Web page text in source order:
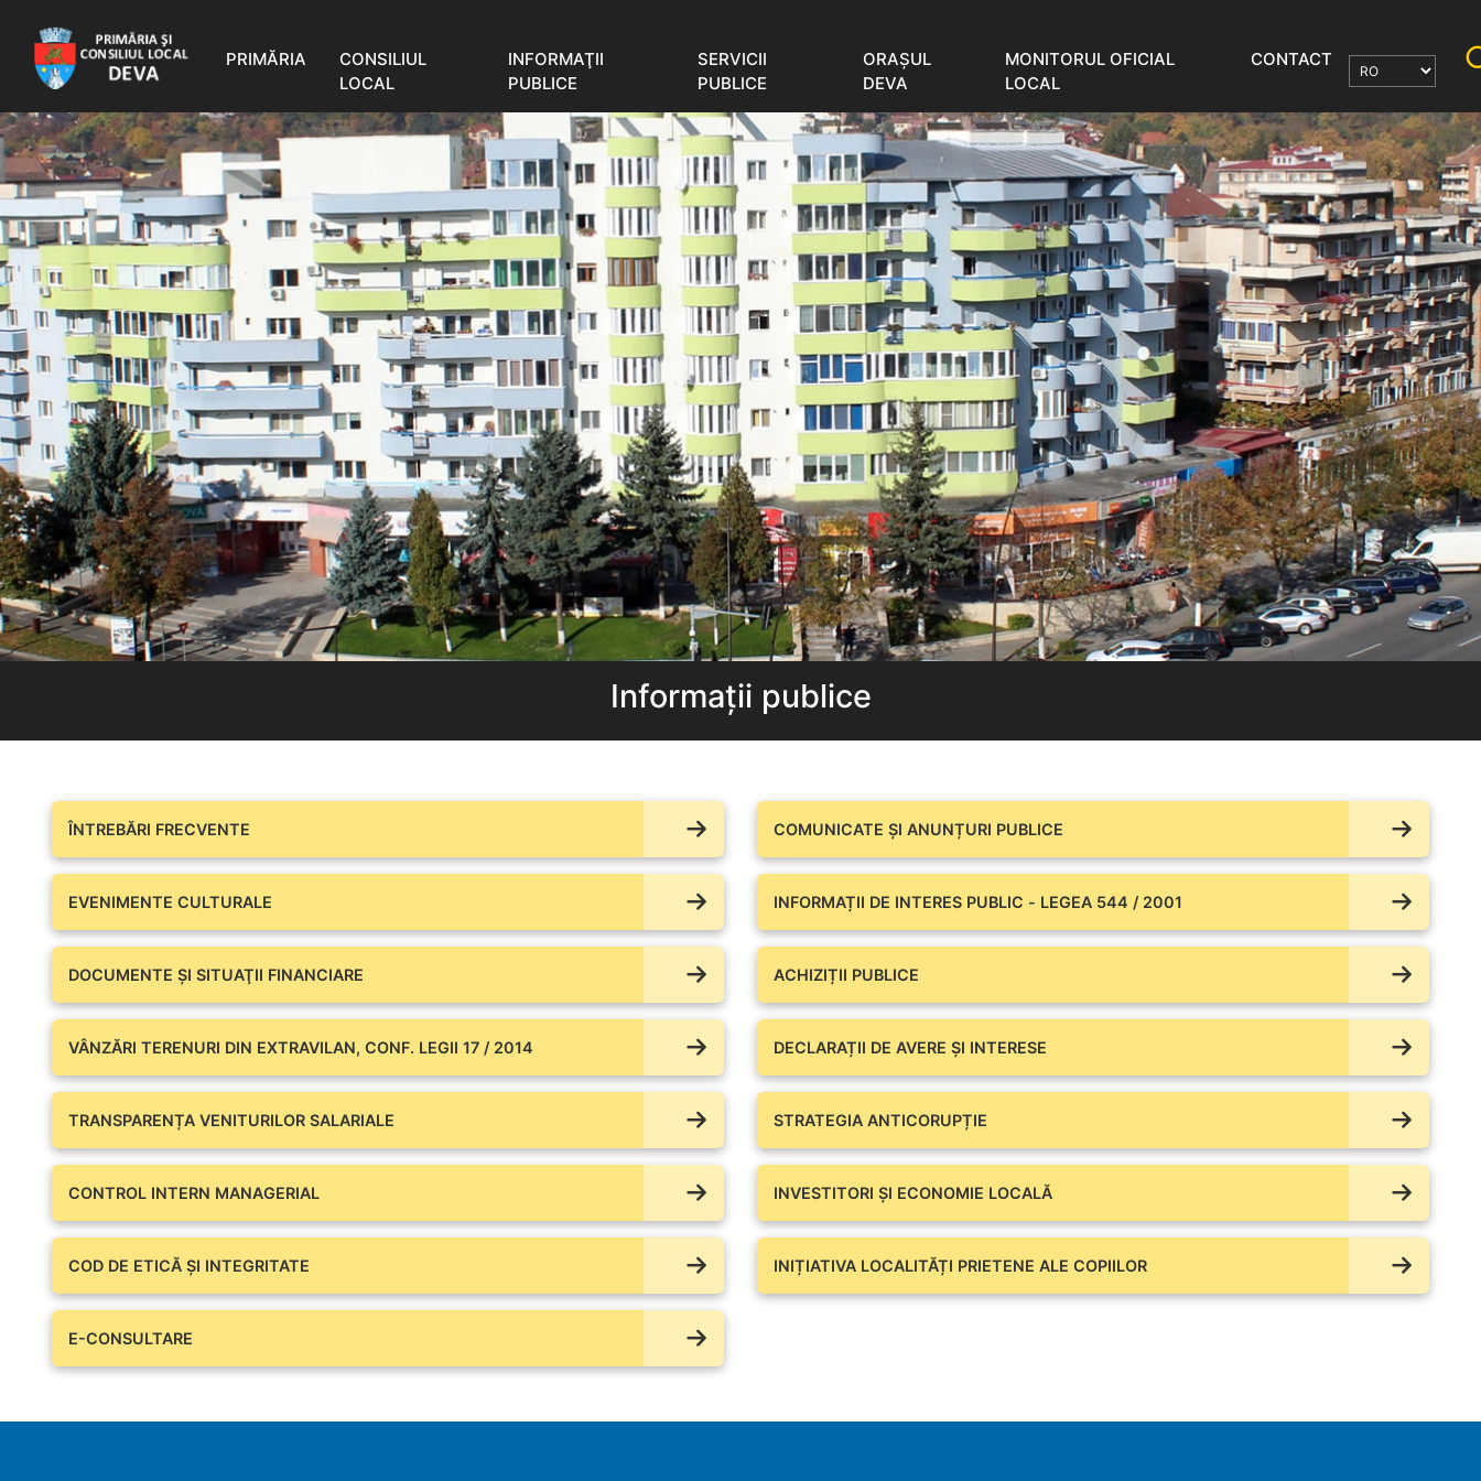
PRIMĂRIA
CONSILIUL
LOCAL
INFORMAŢII
PUBLICE
SERVICII
PUBLICE
ORAŞUL
DEVA
MONITORUL OFICIAL
LOCAL
CONTACT
Informații publice
ÎNTREBĂRI FRECVENTE COMUNICATE ŞI ANUNȚURI PUBLICE
EVENIMENTE CULTURALE INFORMAȚII DE INTERES PUBLIC - LEGEA 544 / 2001
DOCUMENTE ŞI SITUAŢII FINANCIARE ACHIZIȚII PUBLICE
VÂNZĂRI TERENURI DIN EXTRAVILAN, CONF. LEGII 17 / 2014 DECLARAȚII DE AVERE ŞI INTERESE
TRANSPARENȚA VENITURILOR SALARIALE STRATEGIA ANTICORUPȚIE
CONTROL INTERN MANAGERIAL INVESTITORI ȘI ECONOMIE LOCALĂ
COD DE ETICĂ ȘI INTEGRITATE INIȚIATIVA LOCALITĂȚI PRIETENE ALE COPIILOR
E-CONSULTARE